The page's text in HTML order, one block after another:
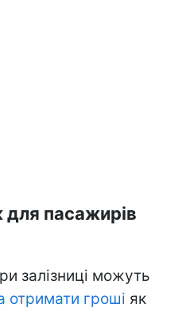
для пасажирів
залізниці можуть
отримати гроші як